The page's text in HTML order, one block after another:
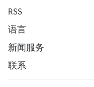
RSS
语言
新闻服务
联系